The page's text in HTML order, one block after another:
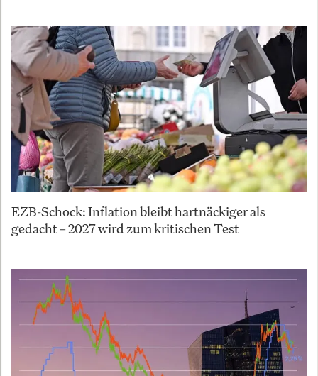
EZB-Schock: Inflation bleibt hartnäckiger als
gedacht – 2027 wird zum kritischen Test